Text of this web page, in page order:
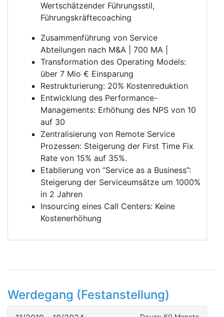
Wertschätzender Führungsstil,
Führungskräftecoaching
Zusammenführung von Service
Abteilungen nach M&A | 700 MA |
Transformation des Operating Models:
über 7 Mio € Einsparung
Restrukturierung: 20% Kostenreduktion
Entwicklung des Performance-
Managements: Erhöhung des NPS von 10
auf 30
Zentralisierung von Remote Service
Prozessen: Steigerung der First Time Fix
Rate von 15% auf 35%.
Etablierung von “Service as a Business”:
Steigerung der Serviceumsätze um 1000%
in 2 Jahren
Insourcing eines Call Centers: Keine
Kostenerhöhung
Werdegang (Festanstellung)